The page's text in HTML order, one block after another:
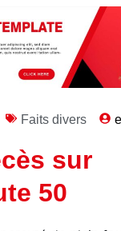
Faits divers
sur
50